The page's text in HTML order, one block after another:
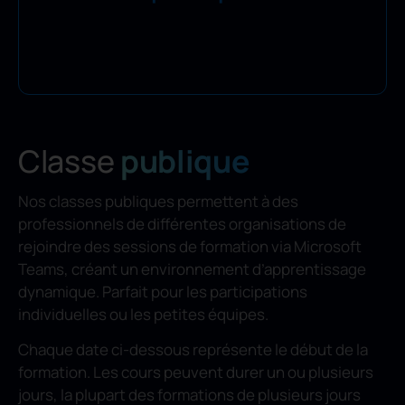
Classepublique
Nos classes publiques permettent à des
professionnels de différentes organisations de
rejoindre des sessions de formation via Microsoft
Teams, créant un environnement d’apprentissage
dynamique. Parfait pour les participations
individuelles ou les petites équipes.
Chaque date ci-dessous représente le début de la
formation. Les cours peuvent durer un ou plusieurs
jours, la plupart des formations de plusieurs jours